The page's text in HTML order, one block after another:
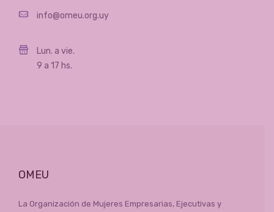
info@omeu.org.uy
Lun. a vie.
9 a 17 hs.
OMEU
La Organización de Mujeres Empresarias, Ejecutivas y